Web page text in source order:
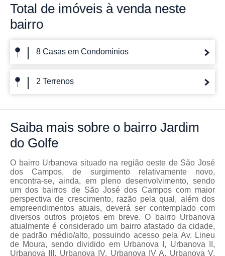
Total de imóveis à venda neste
bairro
8 Casas em Condominios
2 Terrenos
Saiba mais sobre o bairro Jardim
do Golfe
O bairro Urbanova situado na região oeste de São José
dos Campos, de surgimento relativamente novo,
encontra-se, ainda, em pleno desenvolvimento, sendo
um dos bairros de São José dos Campos com maior
perspectiva de crescimento, razão pela qual, além dos
empreendimentos atuais, deverá ser contemplado com
diversos outros projetos em breve. O bairro Urbanova
atualmente é considerado um bairro afastado da cidade,
de padrão médio/alto, possuindo acesso pela Av. Lineu
de Moura, sendo dividido em Urbanova I, Urbanova II,
Urbanova III, Urbanova IV, Urbanova IV A, Urbanova V,